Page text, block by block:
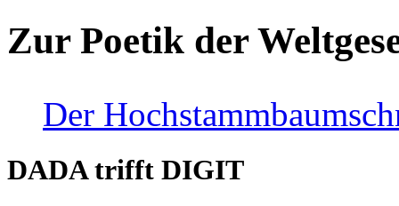
Zur Poetik der
Der
DADA trifft DIGIT